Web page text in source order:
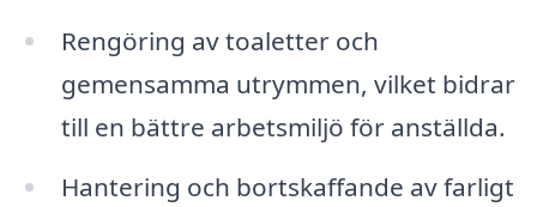
Rengöring av toaletter och
gemensamma utrymmen, vilket bidrar
till en bättre arbetsmiljö för anställda.
Hantering och bortskaffande av farligt